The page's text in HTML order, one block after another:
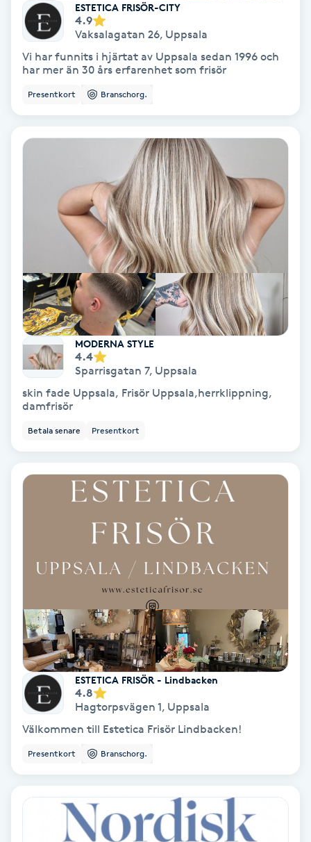
Skäggklippning
Skäggtrimmning
Skönhet
Slingor
Spa manikyr & pedikyr
Spa-manikyr
Spa-pedikyr
Spraytan
Stylist
Sugaring
Svensk massage
Svettbehandling
Taktil massage
Tandblekning
Tandläkare
Tatueringsborttagning
ESTETICA FRISÖR-CITY
4.9
Vaksalagatan 26, Uppsala
Vi har funnits i hjärtat av Uppsala sedan 1996 och
har mer än 30 års erfarenhet som frisör
Presentkort Branschorg.
MODERNA STYLE
4.4
Sparrisgatan 7, Uppsala
skin fade Uppsala, Frisör Uppsala,herrklippning,
damfrisör
Betala senare Presentkort
ESTETICA FRISÖR - Lindbacken
4.8
Hagtorpsvägen 1, Uppsala
Välkommen till Estetica Frisör Lindbacken!
Presentkort Branschorg.